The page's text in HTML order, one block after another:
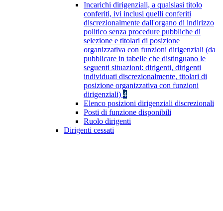
Incarichi dirigenziali, a qualsiasi titolo
conferiti, ivi inclusi quelli conferiti
discrezionalmente dall'organo di indirizzo
politico senza procedure pubbliche di
selezione e titolari di posizione
organizzativa con funzioni dirigenziali (da
pubblicare in tabelle che distinguano le
seguenti situazioni: dirigenti, dirigenti
individuati discrezionalmente, titolari di
posizione organizzativa con funzioni
dirigenziali) 4
Elenco posizioni dirigenziali discrezionali
Posti di funzione disponibili
Ruolo dirigenti
Dirigenti cessati